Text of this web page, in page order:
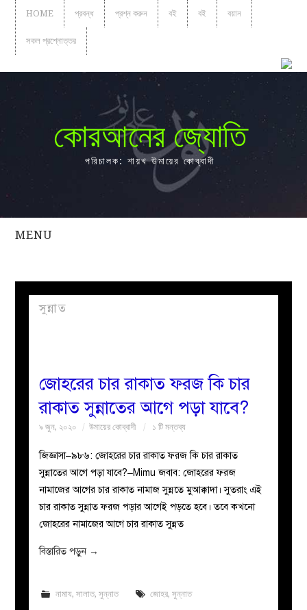
HOME প্রবন্ধ প্রশ্ন করুন বই বই বয়ান
সকল প্রশ্নোত্তর
কোরআনের জ্যোতি
পরিচালক: শায়খ উমায়ের কোব্বাদী
MENU
সকল
প্রবন্ধ
নারীদের
পাতা
মজলিস
প্রশ্ন
করুন
সুন্নাত
জোহরের চার রাকাত ফরজ কি চার
রাকাত সুন্নাতের আগে পড়া যাবে?
৯ জুন, ২০২০ উমায়ের কোব্বাদী ১ টি মন্তব্য
জিজ্ঞাসা–৯৮৬: জোহরের চার রাকাত ফরজ কি চার রাকাত
সুন্নাতের আগে পড়া যাবে?–Mimu জবাব: জোহরের ফরজ
নামাজের আগের চার রাকাত নামাজ সুন্নতে মুআক্কাদা। সুতরাং এই
চার রাকাত সুন্নাত ফরজ পড়ার আগেই পড়তে হবে। তবে কখনো
জোহরের নামাজের আগে চার রাকাত সুন্নত
বিস্তারিত পড়ুন →
নামায, সালাত, সুন্নাত জোহর, সুন্নাত